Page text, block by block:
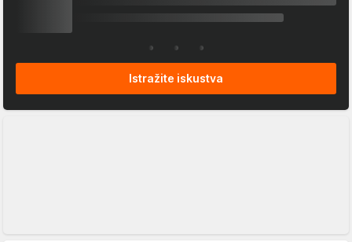
Istražite iskustva